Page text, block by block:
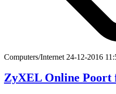
Computers/Internet 24-12-2016
ZyXEL Online Poort